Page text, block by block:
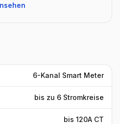
6-Kanal Smart Meter
bis zu 6 Stromkreise
bis 120A CT